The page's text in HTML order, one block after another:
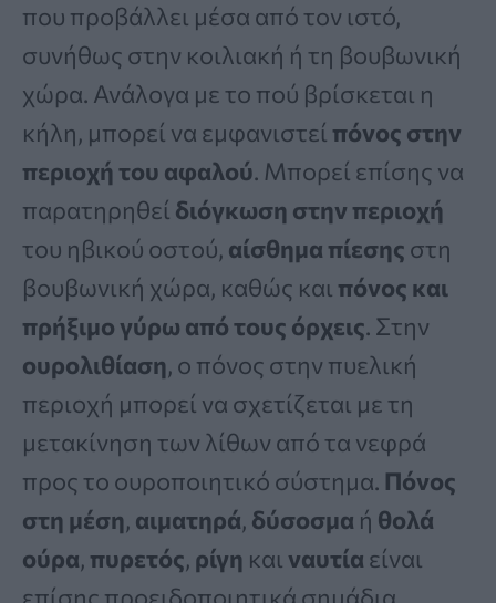
που προβάλλει μέσα από τον ιστό,
συνήθως στην κοιλιακή ή τη βουβωνική
χώρα. Ανάλογα με το πού βρίσκεται η
κήλη, μπορεί να εμφανιστεί πόνος στην
περιοχή του αφαλού. Μπορεί επίσης να
παρατηρηθεί διόγκωση στην περιοχή
του ηβικού οστού, αίσθημα πίεσης στη
βουβωνική χώρα, καθώς και πόνος και
πρήξιμο γύρω από τους όρχεις. Στην
ουρολιθίαση, ο πόνος στην πυελική
περιοχή μπορεί να σχετίζεται με τη
μετακίνηση των λίθων από τα νεφρά
προς το ουροποιητικό σύστημα. Πόνος
στη μέση, αιματηρά, δύσοσμα ή θολά
ούρα, πυρετός, ρίγη και ναυτία είναι